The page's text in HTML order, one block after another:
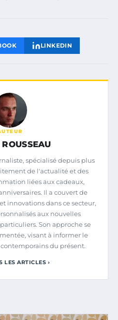
LINKEDIN
spécialisé depuis plus
de l'actualité et des
liées aux cadeaux,
Il a couvert de
innovations dans ce secteur,
aux nouvelles
Son approche se
visant à informer le
du présent.
LES ARTICLES ›